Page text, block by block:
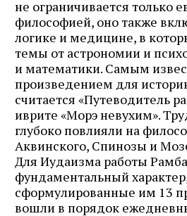
не ограничивается только
философией, оно также
логике и медицине, в
темы от астрономии и
и математики. Самым
произведением для
считается «Путеводитель
иврите «Морэ невухим».
глубоко повлияли на
Аквинского, Спинозы и
Для Иудаизма работы
фундаментальный
сформулированные им 13
вошли в порядок